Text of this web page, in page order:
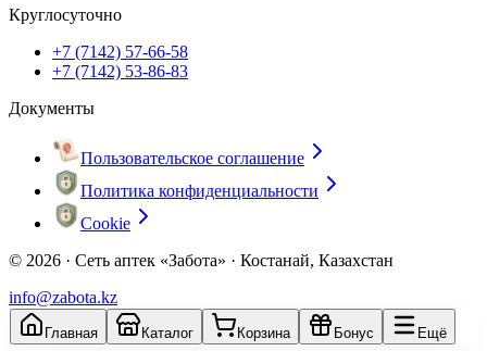
Круглосуточно
+7 (7142) 57-66-58
+7 (7142) 53-86-83
Документы
Пользовательское соглашение
Политика конфиденциальности
Cookie
© 2026 · Сеть аптек «Забота» · Костанай, Казахстан
info@zabota.kz
Главная Каталог Корзина Бонус Ещё